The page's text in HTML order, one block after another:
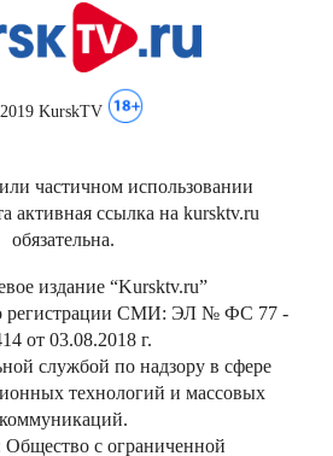
KurskTV
частичном использовании
активная ссылка на kursktv.ru
обязательна.
издание “Kursktv.ru”
о регистрации СМИ: ЭЛ № ФС 77 -
от 03.08.2018 г.
службой по надзору в сфере
технологий и массовых
коммуникаций.
Общество с ограниченной